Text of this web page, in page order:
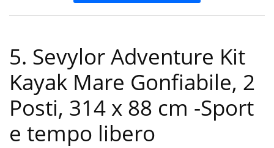
5. Sevylor Adventure Kit
Kayak Mare Gonfiabile, 2
Posti, 314 x 88 cm -Sport
e tempo libero